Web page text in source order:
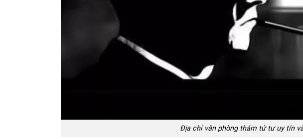
Địa chỉ văn phòng thám tử tư uy tín